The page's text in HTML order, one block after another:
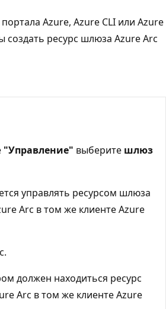
Azure, Azure CLI или Azure
ресурс шлюза Azure Arc
"Управление" выберите шлюз
управлять ресурсом шлюза
Arc в том же клиенте Azure
должен находиться ресурс
Arc в том же клиенте Azure